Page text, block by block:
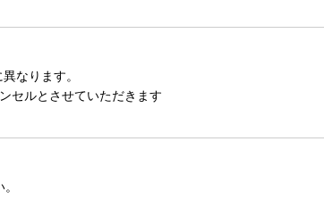
なります。
セルとさせていただきます